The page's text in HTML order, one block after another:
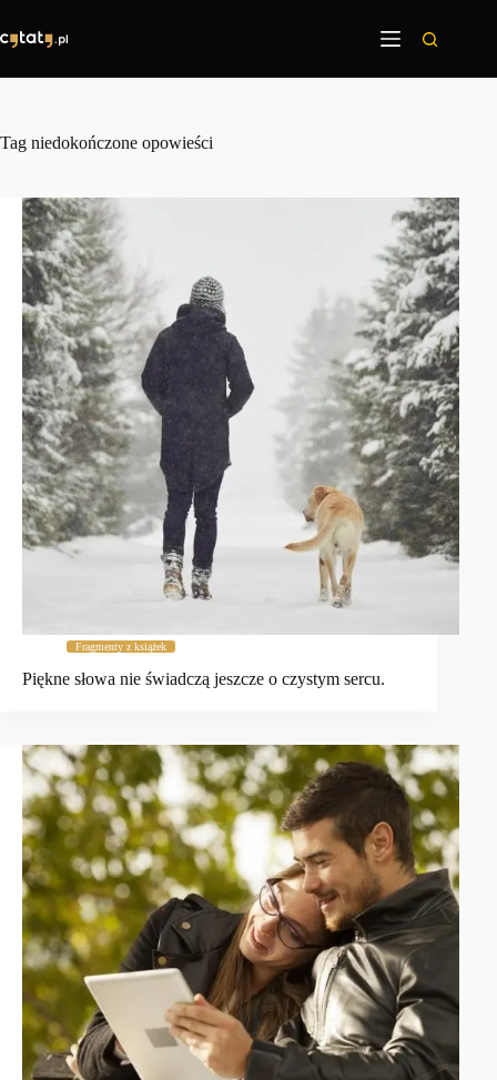
treści
Tag niedokończone opowieści
Fragmenty z książek
Piękne słowa nie świadczą jeszcze o czystym sercu.